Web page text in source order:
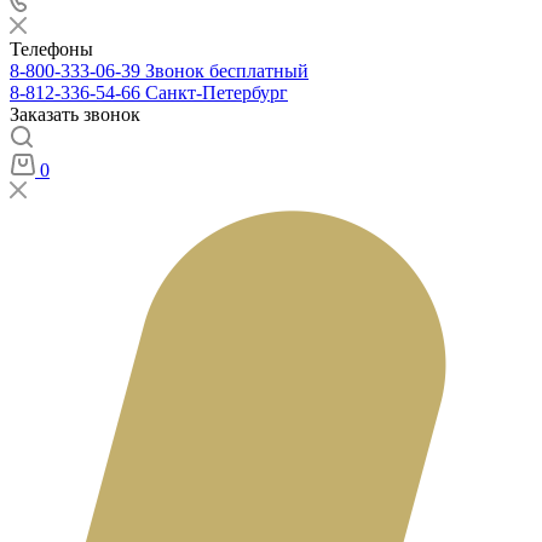
Телефоны
8-800-333-06-39 Звонок бесплатный
8-812-336-54-66 Санкт-Петербург
Заказать звонок
0